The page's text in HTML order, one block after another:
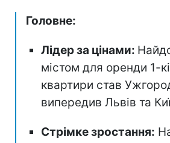
Головне:
Лідер за цінами:
містом для оренди 1-
квартири став
випередив Львів та
Стрімке зростання: